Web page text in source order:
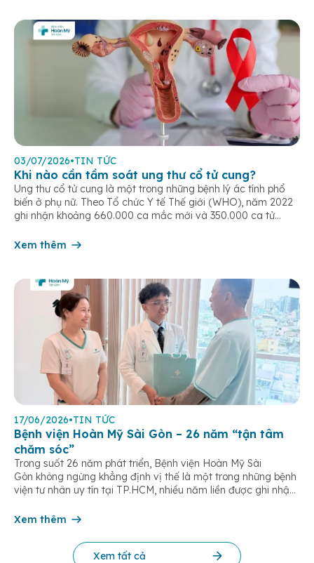
03/07/2026•TIN TỨC
Khi nào cần tầm soát ung thư cổ tử cung?
Ung thư cổ tử cung là một trong những bệnh lý ác tính phổ
biến ở phụ nữ. Theo Tổ chức Y tế Thế giới (WHO), năm 2022
ghi nhận khoảng 660.000 ca mắc mới và 350.000 ca tử
cổ tử […]
Xem thêm
17/06/2026•TIN TỨC
Bệnh viện Hoàn Mỹ Sài Gòn – 26 năm “tận tâm
chăm sóc”
Trong suốt 26 năm phát triển, Bệnh viện Hoàn Mỹ Sài
Gòn không ngừng khẳng định vị thế là một trong những bệnh
viện tư nhân uy tín tại TP.HCM, nhiều năm liền được ghi nhận
tiêu chí đánh giá của Bộ y tế. Điều tạo nên giá trị của […]
Xem thêm
Xem tất cả